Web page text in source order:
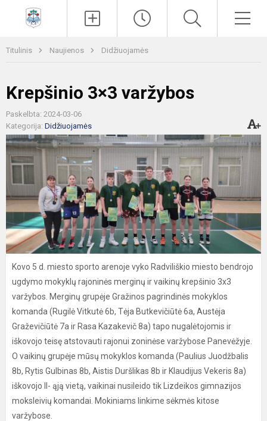
Titulinis Naujienos Didžiuojamės
Krepšinio 3×3 varžybos
Paskelbta: 2024-03-06
Kategorija: Didžiuojamės
Kovo 5 d. miesto sporto arenoje vyko Radviliškio miesto bendrojo
ugdymo mokyklų rajoninės merginų ir vaikinų krepšinio 3x3
varžybos. Merginų grupėje Gražinos pagrindinės mokyklos
komanda (Rugilė Vitkutė 6b, Tėja Butkevičiūtė 6a, Austėja
Graževičiūtė 7a ir Rasa Kazakevič 8a) tapo nugalėtojomis ir
iškovojo teisę atstovauti rajonui zoninėse varžybose Panevėžyje.
O vaikinų grupėje mūsų mokyklos komanda (Paulius Juodžbalis
8b, Rytis Gulbinas 8b, Aistis Duršlikas 8b ir Klaudijus Vekeris 8a)
iškovojo II- ąją vietą, vaikinai nusileido tik Lizdeikos gimnazijos
moksleivių komandai. Mokiniams linkime sėkmės kitose
varžybose.